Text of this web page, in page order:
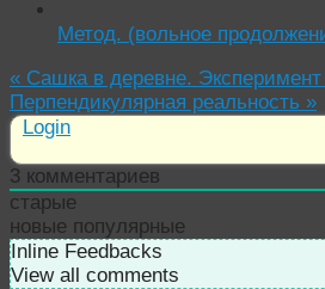
Метод. (вольное
« Сашка в деревне. Эксперимент
Перпендикулярная реальность »
Login
3 комментариев
старые
новые популярные
Inline Feedbacks
View all comments